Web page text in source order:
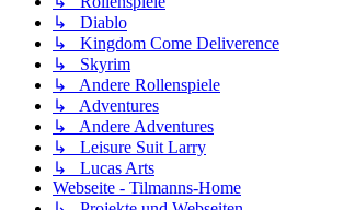
↳ Diablo
↳ Kingdom Come Deliverence
↳ Skyrim
↳ Andere Rollenspiele
↳ Adventures
↳ Andere Adventures
↳ Leisure Suit Larry
↳ Lucas Arts
Webseite - Tilmanns-Home